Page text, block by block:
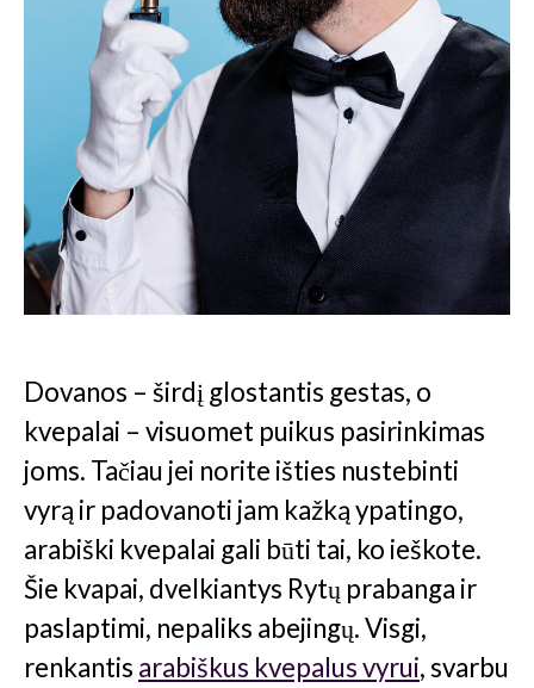
Dovanos – širdį glostantis gestas, o
kvepalai – visuomet puikus pasirinkimas
joms. Tačiau jei norite išties nustebinti
vyrą ir padovanoti jam kažką ypatingo,
arabiški kvepalai gali būti tai, ko ieškote.
Šie kvapai, dvelkiantys Rytų prabanga ir
paslaptimi, nepaliks abejingų. Visgi,
renkantis arabiškus kvepalus vyrui, svarbu